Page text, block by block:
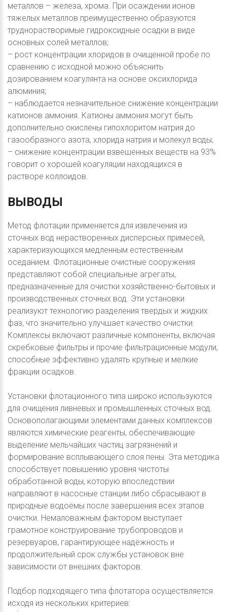
металлов – железа, хрома. При осаждении ионов
тяжелых металлов преимущественно образуются
труднорастворимые гидроксидные осадки в виде
основных солей металлов;
– рост концентрации хлоридов в очищенной пробе по
сравнению с исходной можно объяснить
дозированием коагулянта на основе оксихлорида
алюминия;
– наблюдается незначительное снижение концентрации
катионов аммония. Катионы аммония могут быть
дополнительно окислены гипохлоритом натрия до
газообразного азота, хлорида натрия и молекул воды;
– снижение концентрации взвешенных веществ на 93%
говорит о хорошей коагуляции находящихся в
растворе коллоидов.
ВЫВОДЫ
Метод флотации применяется для извлечения из
сточных вод нерастворенных дисперсных примесей,
характеризующихся медленным естественным
оседанием. Флотационные очистные сооружения
представляют собой специальные агрегаты,
предназначенные для очистки хозяйственно-бытовых и
производственных сточных вод. Эти установки
реализуют технологию разделения твердых и жидких
фаз, что значительно улучшает качество очистки.
Комплексы включают различные компоненты, включая
скребковые фильтры и прочие фильтрационные модули,
способные эффективно удалять крупные и мелкие
фракции осадков.
Установки флотационного типа широко используются
для очищения ливневых и промышленных сточных вод.
Основополагающими элементами данных комплексов
являются химические реагенты, обеспечивающие
выделение мельчайших частиц загрязнений и
формирование всплывающего слоя пены. Эта методика
способствует повышению уровня чистоты
обработанной воды, которую впоследствии
направляют в насосные станции либо сбрасывают в
природные водоёмы после завершения всех этапов
очистки. Немаловажным фактором выступает
грамотное конструирование трубопроводов и
резервуаров, гарантирующее надёжность и
продолжительный срок службы установок вне
зависимости от внешних факторов.
Подбор подходящего типа флотатора осуществляется
исходя из нескольких критериев: